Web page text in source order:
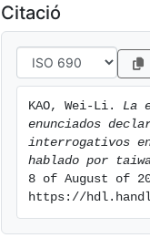
Citació
KAO, Wei-Li. La
enunciados
interrogativos
hablado por
8 of August of
https://